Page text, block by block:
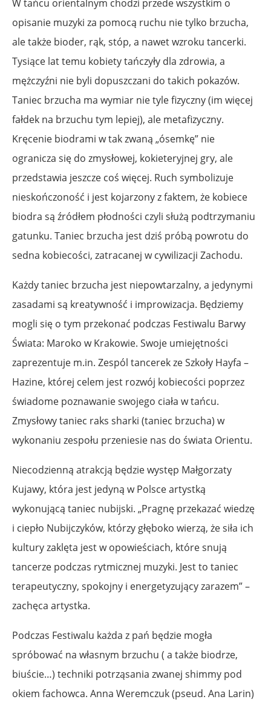
W tańcu orientalnym chodzi przede wszystkim o
opisanie muzyki za pomocą ruchu nie tylko brzucha,
ale także bioder, rąk, stóp, a nawet wzroku tancerki.
Tysiące lat temu kobiety tańczyły dla zdrowia, a
mężczyźni nie byli dopuszczani do takich pokazów.
Taniec brzucha ma wymiar nie tyle fizyczny (im więcej
fałdek na brzuchu tym lepiej), ale metafizyczny.
Kręcenie biodrami w tak zwaną „ósemkę” nie
ogranicza się do zmysłowej, kokieteryjnej gry, ale
przedstawia jeszcze coś więcej. Ruch symbolizuje
nieskończoność i jest kojarzony z faktem, że kobiece
biodra są źródłem płodności czyli służą podtrzymaniu
gatunku. Taniec brzucha jest dziś próbą powrotu do
sedna kobiecości, zatracanej w cywilizacji Zachodu.
Każdy taniec brzucha jest niepowtarzalny, a jedynymi
zasadami są kreatywność i improwizacja. Będziemy
mogli się o tym przekonać podczas Festiwalu Barwy
Świata: Maroko w Krakowie. Swoje umiejętności
zaprezentuje m.in. Zespól tancerek ze Szkoły Hayfa –
Hazine, której celem jest rozwój kobiecości poprzez
świadome poznawanie swojego ciała w tańcu.
Zmysłowy taniec raks sharki (taniec brzucha) w
wykonaniu zespołu przeniesie nas do świata Orientu.
Niecodzienną atrakcją będzie występ Małgorzaty
Kujawy, która jest jedyną w Polsce artystką
wykonującą taniec nubijski. „Pragnę przekazać wiedzę
i ciepło Nubijczyków, którzy głęboko wierzą, że siła ich
kultury zaklęta jest w opowieściach, które snują
tancerze podczas rytmicznej muzyki. Jest to taniec
terapeutyczny, spokojny i energetyzujący zarazem” –
zachęca artystka.
Podczas Festiwalu każda z pań będzie mogła
spróbować na własnym brzuchu ( a także biodrze,
biuście…) techniki potrząsania zwanej shimmy pod
okiem fachowca. Anna Weremczuk (pseud. Ana Larin)